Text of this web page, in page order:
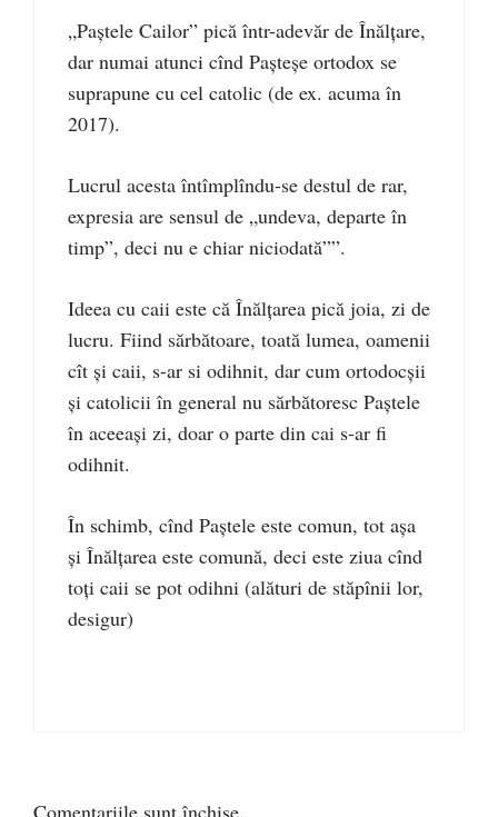
„Paștele Cailor” pică într-adevăr de Înălțare,
dar numai atunci cînd Pașteșe ortodox se
suprapune cu cel catolic (de ex. acuma în
2017).
Lucrul acesta întîmplîndu-se destul de rar,
expresia are sensul de „undeva, departe în
timp”, deci nu e chiar niciodată””.
Ideea cu caii este că Înălțarea pică joia, zi de
lucru. Fiind sărbătoare, toată lumea, oamenii
cît și caii, s-ar si odihnit, dar cum ortodocșii
și catolicii în general nu sărbătoresc Paștele
în aceeași zi, doar o parte din cai s-ar fi
odihnit.
În schimb, cînd Paștele este comun, tot așa
și Înălțarea este comună, deci este ziua cînd
toți caii se pot odihni (alături de stăpînii lor,
desigur)
Comentariile sunt închise.